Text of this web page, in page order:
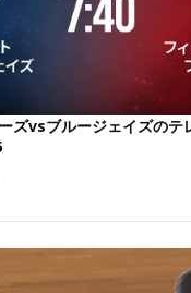
ズvsブルージェイズの